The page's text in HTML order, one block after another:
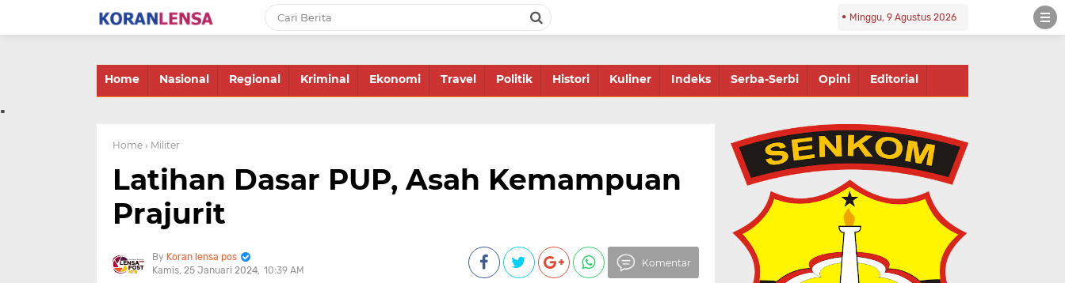
Minggu, 9 Agustus 2026
Home Nasional Regional Kriminal Ekonomi Travel Politik Histori Kuliner Indeks Serba-Serbi Opini Editorial
.
Home › Militer
Latihan Dasar PUP, Asah Kemampuan
Prajurit
Koran lensa pos
Kamis, 25 Januari 2024 10:39 AM
Komentar